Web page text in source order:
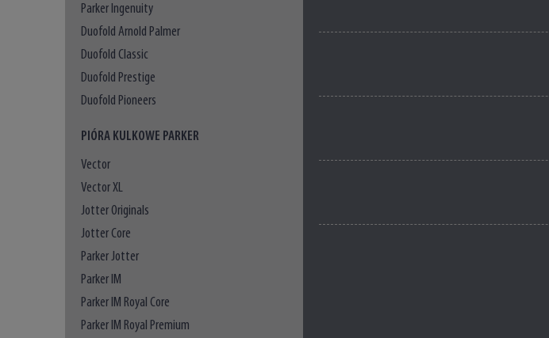
Parker Ingenuity
Duofold Arnold Palmer
Duofold Classic
Duofold Prestige
Duofold Pioneers
PIÓRA KULKOWE PARKER
Vector
Vector XL
Jotter Originals
Jotter Core
Parker Jotter
Parker IM
Parker IM Royal Core
Parker IM Royal Premium